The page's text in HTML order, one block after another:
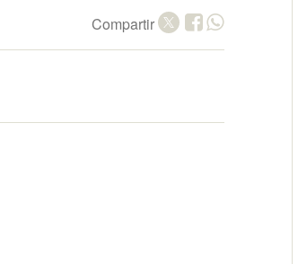
Compartir